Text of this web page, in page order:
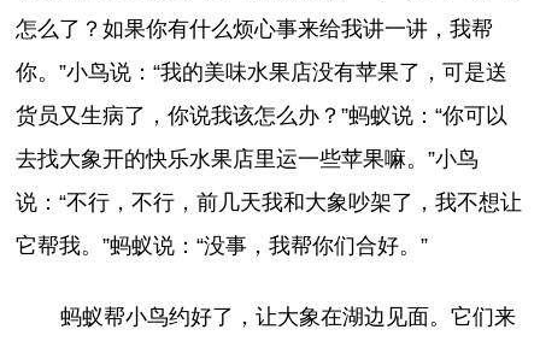
怎么了？如果你有什么烦心事来给我讲一讲，我帮
你。”小鸟说：“我的美味水果店没有苹果了，可是送
货员又生病了，你说我该怎么办？”蚂蚁说：“你可以
去找大象开的快乐水果店里运一些苹果嘛。”小鸟
说：“不行，不行，前几天我和大象吵架了，我不想让
它帮我。”蚂蚁说：“没事，我帮你们合好。”
蚂蚁帮小鸟约好了，让大象在湖边见面。它们来